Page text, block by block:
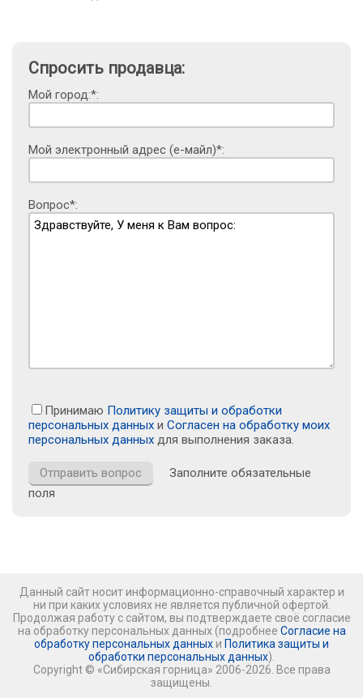
Спросить продавца:
Мой город:*:
Мой электронный адрес (е-майл)*:
Вопрос*:
Принимаю Политику защиты и обработки
персональных данных и Согласен на обработку моих
персональных данных для выполнения заказа.
Заполните обязательные
поля
Данный сайт носит информационно-справочный характер и
ни при каких условиях не является публичной офертой.
Продолжая работу с сайтом, вы подтверждаете своё согласие
на обработку персональных данных (подробнее Согласие на
обработку персональных данных и Политика защиты и
обработки персональных данных).
Copyright © «Сибирская горница» 2006-2026. Все права
защищены.